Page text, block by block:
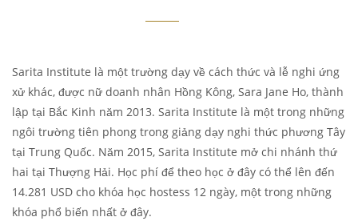
Sarita Institute là một trường dạy về cách thức và lễ nghi ứng
xử khác, được nữ doanh nhân Hồng Kông, Sara Jane Ho, thành
lập tại Bắc Kinh năm 2013. Sarita Institute là một trong những
ngôi trường tiên phong trong giảng dạy nghi thức phương Tây
tại Trung Quốc. Năm 2015, Sarita Institute mở chi nhánh thứ
hai tại Thượng Hải. Học phí để theo học ở đây có thể lên đến
14.281 USD cho khóa học hostess 12 ngày, một trong những
khóa phổ biến nhất ở đây.